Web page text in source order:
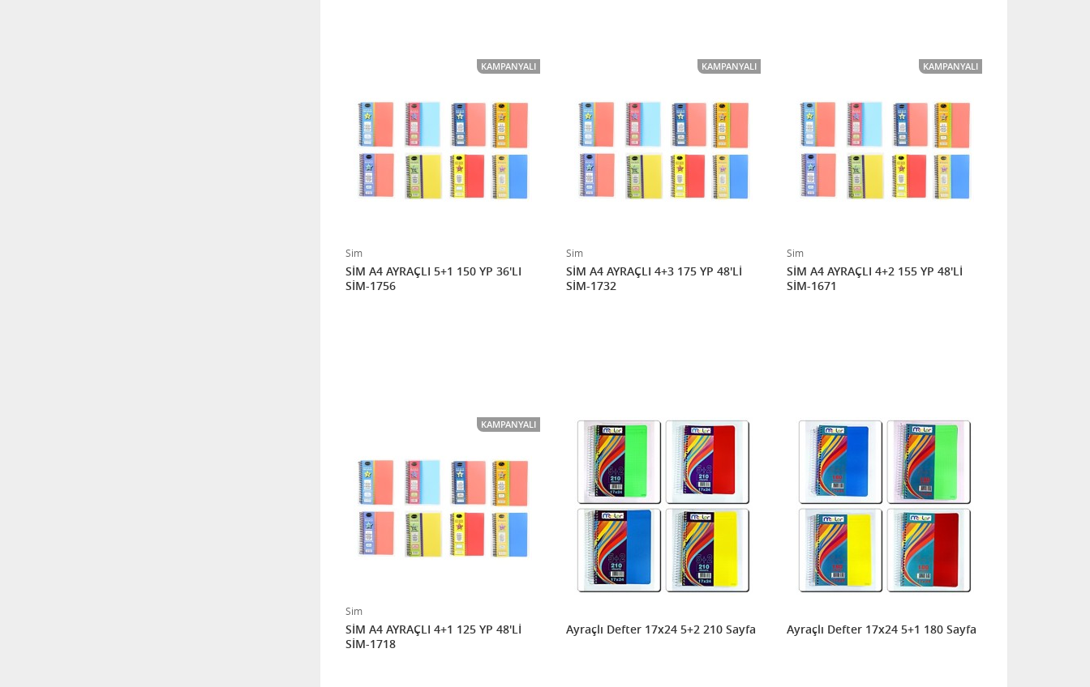
KAMPANYALI
Sim
SİM A4 AYRAÇLI 5+1 150 YP 36'LI
SİM-1756
KAMPANYALI
Sim
SİM A4 AYRAÇLI 4+3 175 YP 48'Lİ
SİM-1732
KAMPANYALI
Sim
SİM A4 AYRAÇLI 4+2 155 YP 48'Lİ
SİM-1671
KAMPANYALI
Sim
SİM A4 AYRAÇLI 4+1 125 YP 48'Lİ
SİM-1718
Ayraçlı Defter 17x24 5+2 210 Sayfa Ayraçlı Defter 17x24 5+1 180 Sayfa